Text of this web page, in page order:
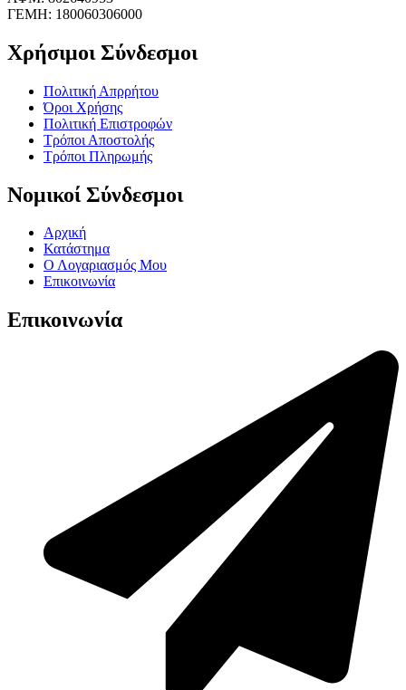
ΓΕΜΗ: 180060306000
Χρήσιμοι Σύνδεσμοι
Πολιτική Απρρήτου
Όροι Χρήσης
Πολιτική Επιστροφών
Τρόποι Αποστολής
Τρόποι Πληρωμής
Νομικοί Σύνδεσμοι
Αρχική
Κατάστημα
Ο Λογαριασμός Μου
Επικοινωνία
Επικοινωνία